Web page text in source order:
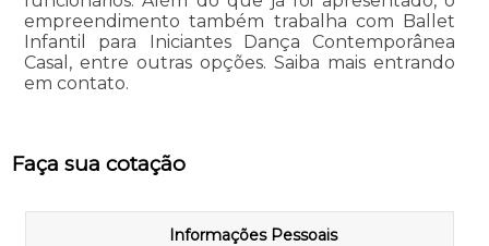
empreendimento também trabalha com Ballet
Infantil para Iniciantes Dança Contemporânea
Casal, entre outras opções. Saiba mais entrando
em contato.
Faça sua cotação
Informações Pessoais